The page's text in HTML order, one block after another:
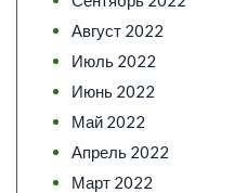
Август 2022
Июль 2022
Июнь 2022
Май 2022
Апрель 2022
Март 2022